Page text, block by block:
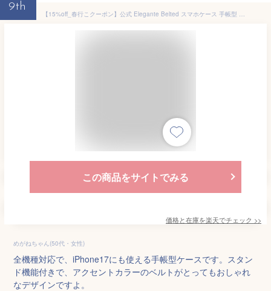
9th
【15%off_春行こクーポン】公式 Elegante Belted スマホケース 手帳型 全機種対応 iPhone17e ケース iPhone17 air 16e 16 pro max iPhone15 14 plus iPhone se google pixel 10a 10 9a 8a ケース xperia 10 vii 1 vi galaxy s26 ultra a25 5g AQUOS wish5 sense10 携帯ケース
この商品をサイトでみる
価格と在庫を楽天でチェック >>
めがねちゃん(50代・女性)
全機種対応で、iPhone17にも使える手帳型ケースです。スタン
ド機能付きで、アクセントカラーのベルトがとってもおしゃれ
なデザインですよ。